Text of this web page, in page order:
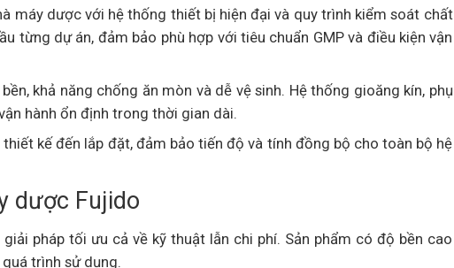
máy dược với hệ thống thiết bị hiện đại và quy trình kiểm soát chất
từng dự án, đảm bảo phù hợp với tiêu chuẩn GMP và điều kiện vận
khả năng chống ăn mòn và dễ vệ sinh. Hệ thống gioăng kín, phụ
hành ổn định trong thời gian dài.
kế đến lắp đặt, đảm bảo tiến độ và tính đồng bộ cho toàn bộ hệ
dược Fujido
pháp tối ưu cả về kỹ thuật lẫn chi phí. Sản phẩm có độ bền cao
trình sử dụng.